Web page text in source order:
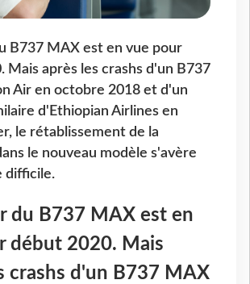
B737 MAX est en vue pour
Mais après les crashs d'un B737
Air en octobre 2018 et d'un
d'Ethiopian Airlines en
le rétablissement de la
le nouveau modèle s'avère
difficile.
du B737 MAX est en
début 2020. Mais
crashs d'un B737 MAX